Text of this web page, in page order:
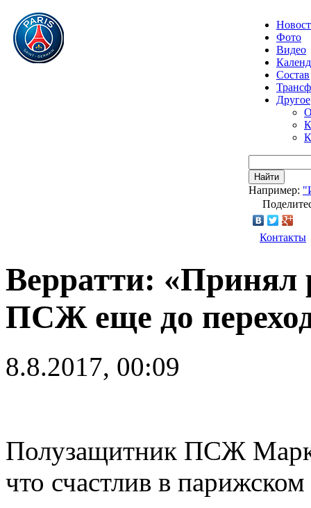
Фото
Видео
Состав
Другое
Найти
Например:
Контакты
Верратти: «Принял
ПСЖ еще до
8.8.2017, 00:09
Полузащитник ПСЖ
что счастлив в